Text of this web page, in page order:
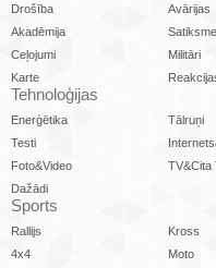
Drošība Avārijas
Akadēmija
Satiksme
Ceļojumi
Militāri
Karte
Tehnoloģijas
Enerģētika Tālruņi
Testi
Foto&Video
TV&Cita
Dažādi
Sports
Rallijs Kross
4x4
Moto